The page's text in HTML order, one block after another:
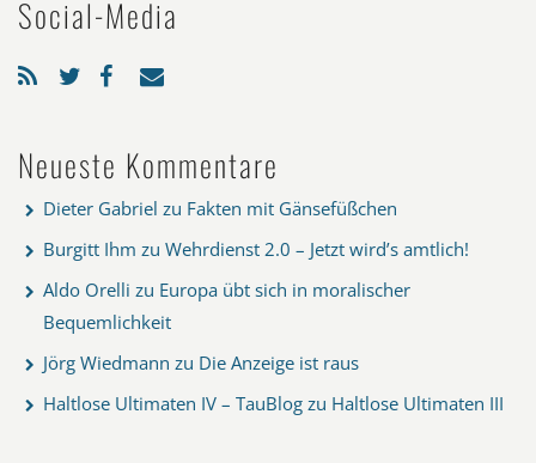
Social-Media
Neueste Kommentare
Dieter Gabriel zu Fakten mit Gänsefüßchen
Burgitt Ihm zu Wehrdienst 2.0 – Jetzt wird’s amtlich!
Aldo Orelli zu Europa übt sich in moralischer
Bequemlichkeit
Jörg Wiedmann zu Die Anzeige ist raus
Haltlose Ultimaten IV – TauBlog zu Haltlose Ultimaten III